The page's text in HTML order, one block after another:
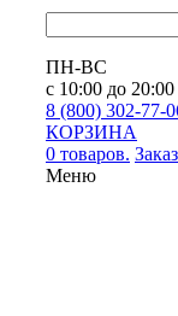
ПН-ВС
с 10:00 до 20:00
8 (800) 302-77-
КОРЗИНА
0 товаров.
Меню